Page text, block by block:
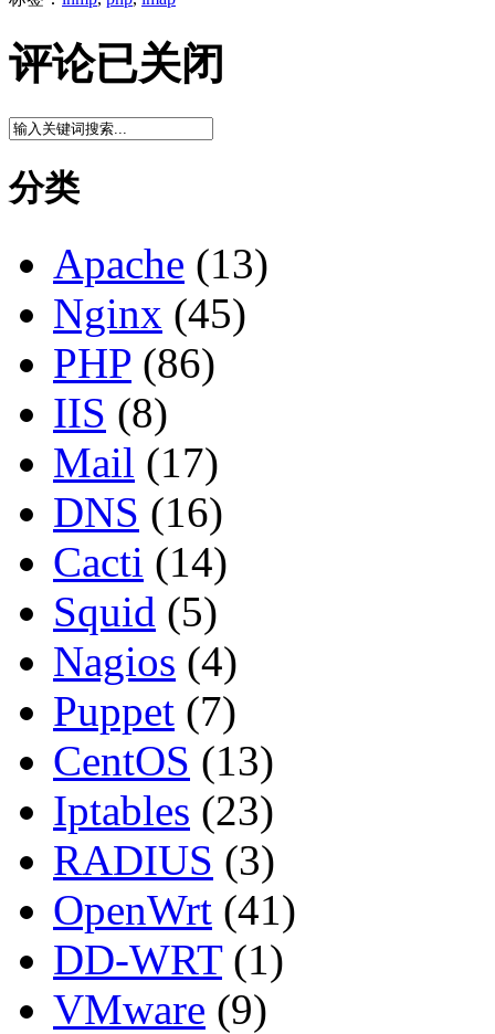
评论已关闭
分类
Apache (13)
Nginx (45)
PHP (86)
IIS (8)
Mail (17)
DNS (16)
Cacti (14)
Squid (5)
Nagios (4)
Puppet (7)
CentOS (13)
Iptables (23)
RADIUS (3)
OpenWrt (41)
DD-WRT(1)
VMware (9)